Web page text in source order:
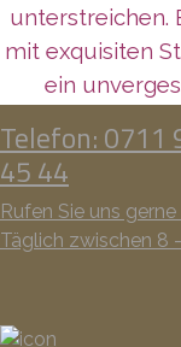
unterstreichen.
mit exquisiten
ein
Telefon: 0711
45 44
Rufen Sie uns gerne
Täglich zwischen 8